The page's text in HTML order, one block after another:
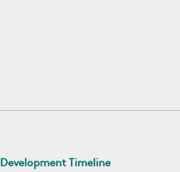
Development Timeline